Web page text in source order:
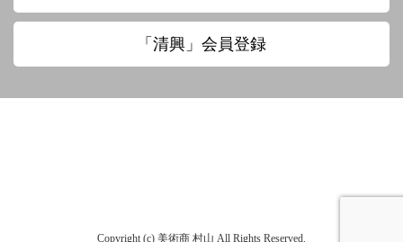
大田垣蓮月 大田垣蓮月 鈴木百年
大田垣蓮月賛 松岡環翠画 大谷光演
「清興」会員登録
Copyright (c) 美術商 村山 All Rights Reserved.